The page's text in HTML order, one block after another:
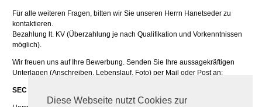
Diese Webseite nutzt Cookies zur
Für alle weiteren Fragen, bitten wir Sie unseren Herrn Hanetseder zu
kontaktieren.
Bezahlung lt. KV (Überzahlung je nach Qualifikation und Vorkenntnissen
möglich).
Wir freuen uns auf Ihre Bewerbung. Senden Sie Ihre aussagekräftigen
Unterlagen (Anschreiben, Lebenslauf, Foto) per Mail oder Post an:
SEC Logistics GmbH